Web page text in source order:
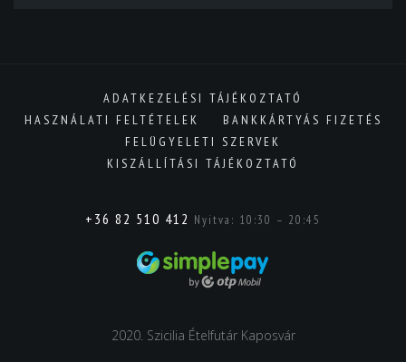
ADATKEZELÉSI TÁJÉKOZTATÓ
HASZNÁLATI FELTÉTELEK
BANKKÁRTYÁS FIZETÉS
FELÜGYELETI SZERVEK
KISZÁLLÍTÁSI TÁJÉKOZTATÓ
+36 82 510 412 Nyitva: 10:30 – 20:45
2020. Szicilia Ételfutár Kaposvár